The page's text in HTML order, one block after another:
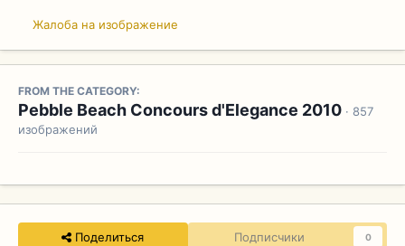
Жалоба на изображение
FROM THE CATEGORY:
Pebble Beach Concours d'Elegance 2010 · 857
изображений
Поделиться Подписчики 0